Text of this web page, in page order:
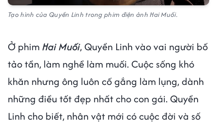
Tạo hình của Quyền Linh trong phim điện ảnh Hai Muối.
Ở phim Hai Muối, Quyền Linh vào vai người bố
tảo tần, làm nghề làm muối. Cuộc sống khó
khăn nhưng ông luôn cố gắng làm lụng, dành
những điều tốt đẹp nhất cho con gái. Quyền
Linh cho biết, nhân vật mới có cuộc đời và số